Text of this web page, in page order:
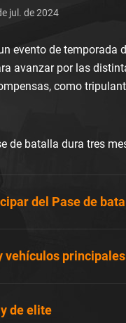
jul. de 2024
evento de
avanzar por las
como
de batalla dura tres
del Pase de
vehículos
de elite